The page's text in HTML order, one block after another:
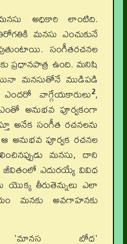
అధికారి లాంటిది.
మనసు ఎంచుకునే
సంగీతరచనల
ప్రధానపాత్ర ఉంది. మనిషి
మనసుతోనే ముడిపడి
వాగ్గేయకారులు2,
అనుభవ పూర్వకంగా
అనేక సంగీత రచనలను
అనుభవ పూర్వక రచనల
మనసు, దాని
జీవితంలో ఎదురయ్యే వివిధ
యొక్క తీరుతెన్నులు ఎలా
మనకు అవగాహనకు
'మానస బోధ'